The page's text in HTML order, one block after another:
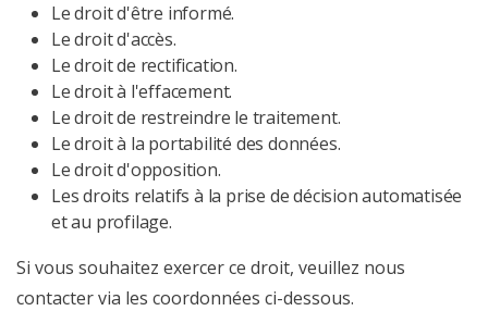
Le droit d'être informé.
Le droit d'accès.
Le droit de rectification.
Le droit à l'effacement.
Le droit de restreindre le traitement.
Le droit à la portabilité des données.
Le droit d'opposition.
Les droits relatifs à la prise de décision automatisée
et au profilage.
Si vous souhaitez exercer ce droit, veuillez nous
contacter via les coordonnées ci-dessous.